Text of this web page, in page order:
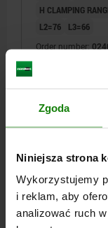
Zgoda
Niniejsza strona
Wykorzystujemy
i reklam, aby
analizować ruch
H CLAMPING
L2=76
L3=66
Order number:
DETAILS
CAD